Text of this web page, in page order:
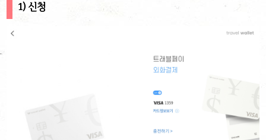
1) 신청